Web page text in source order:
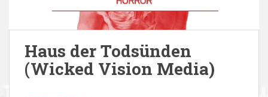
Haus der Todsünden
(Wicked Vision Media)